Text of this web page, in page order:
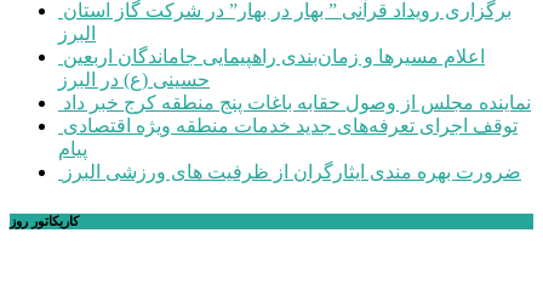
البرز
حسینی (ع) در البرز
نماینده مجلس از وصول حقابه باغات پنج منطقه کرج خبر داد
پیام
ضرورت بهره مندی ایثارگران از ظرفیت های ورزشی البرز
کاریکاتور روز